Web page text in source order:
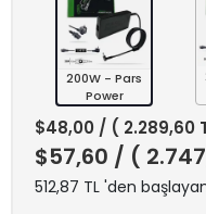
200W - Pars
Power
$48,00 / ( 2.289,60
$57,60 / (
512,87 TL 'den